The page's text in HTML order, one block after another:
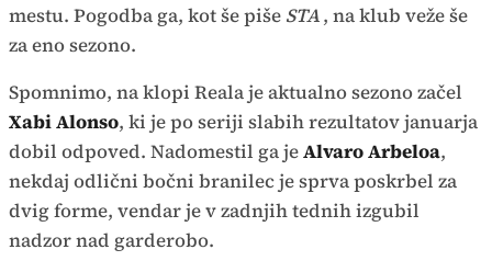
mestu. Pogodba ga, kot še piše STA, na klub veže še
za eno sezono.
Spomnimo, na klopi Reala je aktualno sezono začel
Xabi Alonso, ki je po seriji slabih rezultatov januarja
dobil odpoved. Nadomestil ga jeAlvaro Arbeloa,
nekdaj odlični bočni branilec je sprva poskrbel za
dvig forme, vendar je v zadnjih tednih izgubil
nadzor nad garderobo.